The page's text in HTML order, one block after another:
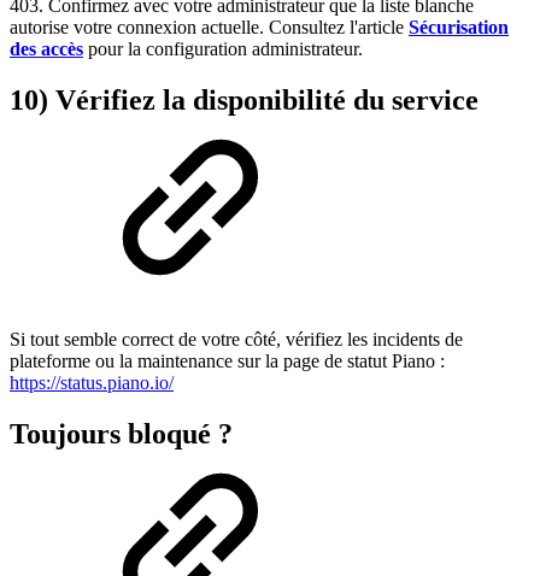
403. Confirmez avec votre administrateur que la liste blanche
autorise votre connexion actuelle. Consultez l'article Sécurisation
des accès pour la configuration administrateur.
10) Vérifiez la disponibilité du service
Si tout semble correct de votre côté, vérifiez les incidents de
plateforme ou la maintenance sur la page de statut Piano :
https://status.piano.io/
Toujours bloqué ?